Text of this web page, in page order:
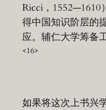
Ricci，1552—1610
得中国知识阶层的
应。辅仁大学筹备
<16>
如果将这次上书兴